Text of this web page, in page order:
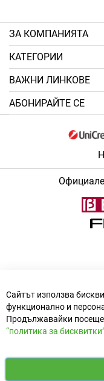
ЗA КОМПАНИЯТА
КАТЕГОРИИ
ВАЖНИ ЛИНКОВЕ
АБОНИРАЙТЕ СЕ
Сайтът използва
функционално и
Продължавайки
“политика за